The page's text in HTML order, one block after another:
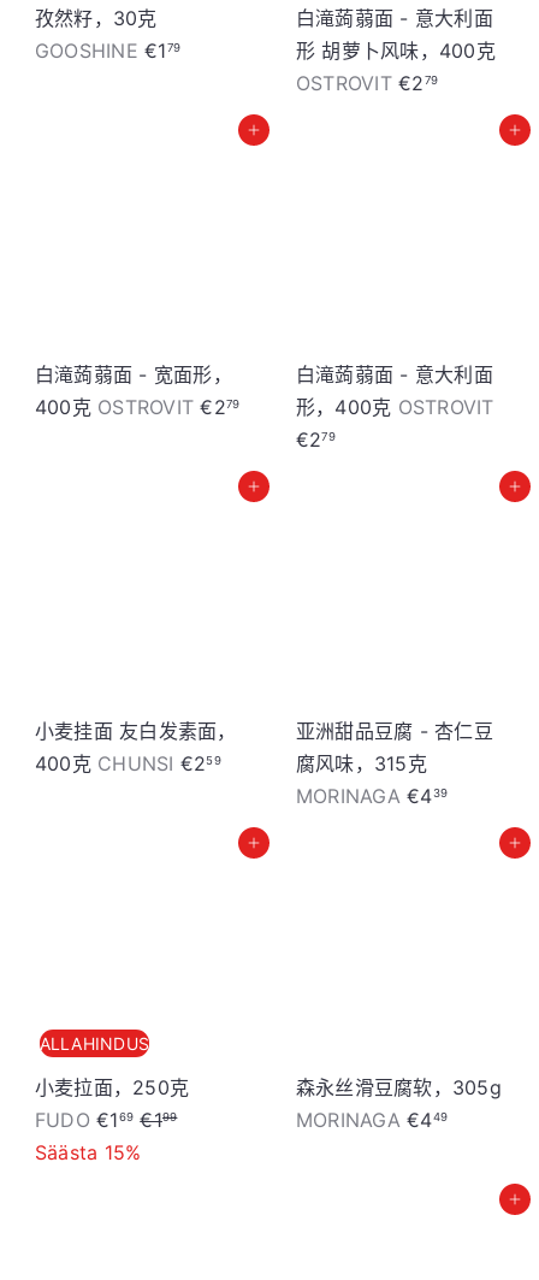
孜然籽，30克
GOOSHINE€179
白滝蒟蒻面 - 意大利面
形 胡萝卜风味，400克
OSTROVIT€279
加入购物车
白滝蒟蒻面 - 宽面形，
400克 OSTROVIT€279
加入购物车
白滝蒟蒻面 - 意大利面
形，400克 OSTROVIT
€279
加入购物车
小麦挂面 友白发素面，
400克 CHUNSI €259
加入购物车
亚洲甜品豆腐 - 杏仁豆
腐风味，315克
MORINAGA€439
加入购物车
ALLAHINDUS
小麦拉面，250克
FUDOS
o
€169 T
a
€199
Säästa 15%
加入购物车
森永丝滑豆腐软，305g
MORINAGA€449
加入购物车